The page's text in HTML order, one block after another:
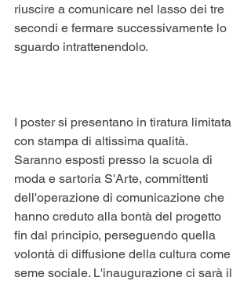
riuscire a comunicare nel lasso dei tre
secondi e fermare successivamente lo
sguardo intrattenendolo.
I poster si presentano in tiratura limitata
con stampa di altissima qualità.
Saranno esposti presso la scuola di
moda e sartoria S'Arte, committenti
dell'operazione di comunicazione che
hanno creduto alla bontà del progetto
fin dal principio, perseguendo quella
volontà di diffusione della cultura come
seme sociale. L'inaugurazione ci sarà il